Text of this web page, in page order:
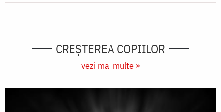
CREŞTEREA COPIILOR
vezi mai multe »